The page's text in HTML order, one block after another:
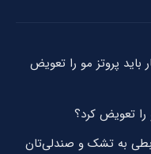
باید پروتز مو را تعویض
را تعویض کرد؟
به تشک و صندلی‌تان